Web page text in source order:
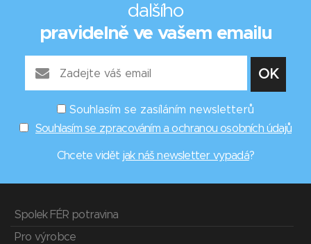
dalšího
pravidelně ve vašem emailu
Souhlasím se zasíláním newsletterů
Souhlasím se zpracováním a ochranou osobních údajů
Chcete vidět jak náš newsletter vypadá?
Spolek FÉR potravina
Pro výrobce